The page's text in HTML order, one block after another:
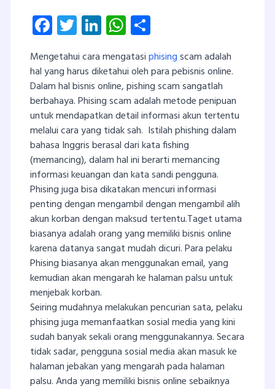
Facebook
Twitter
LinkedInWhatsApp
Mengetahui cara mengatasiphisingscam adalah
hal yang harus diketahui oleh para pebisnis online.
Dalam hal bisnis online, pishing scam sangatlah
berbahaya. Phising scam adalah metode penipuan
untuk mendapatkan detail informasi akun tertentu
melalui cara yang tidak sah. Istilah phishing dalam
bahasa Inggris berasal dari kata fishing
(memancing), dalam hal ini berarti memancing
informasi keuangan dan kata sandi pengguna.
Phising juga bisa dikatakan mencuri informasi
penting dengan mengambil dengan mengambil alih
akun korban dengan maksud tertentu.Taget utama
biasanya adalah orang yang memiliki bisnis online
karena datanya sangat mudah dicuri. Para pelaku
Phising biasanya akan menggunakan email, yang
kemudian akan mengarah ke halaman palsu untuk
menjebak korban.
Seiring mudahnya melakukan pencurian sata, pelaku
phising juga memanfaatkan sosial media yang kini
sudah banyak sekali orang menggunakannya. Secara
tidak sadar, pengguna sosial media akan masuk ke
halaman jebakan yang mengarah pada halaman
palsu. Anda yang memiliki bisnis online sebaiknya